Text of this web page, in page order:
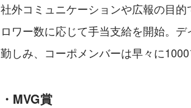
社外コミュニケーションや広報の目
ロワー数に応じて手当支給を開始。
勤しみ、コーポメンバーは早々に
・MVG賞